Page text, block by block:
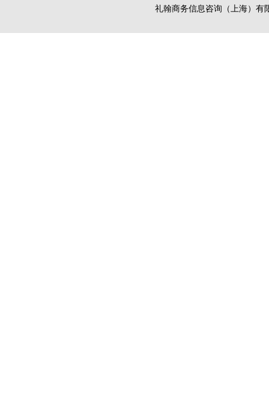
礼翰商务信息咨询（上海）